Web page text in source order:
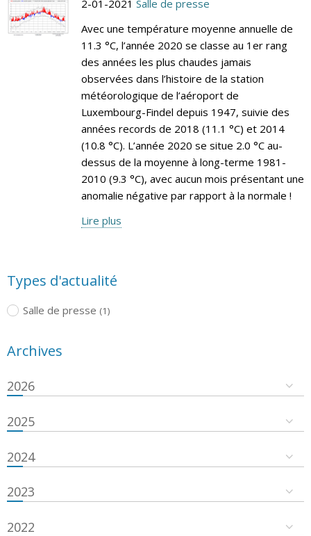
2-01-2021 Salle de presse
Avec une température moyenne annuelle de
11.3 °C, l’année 2020 se classe au 1er rang
des années les plus chaudes jamais
observées dans l’histoire de la station
météorologique de l’aéroport de
Luxembourg-Findel depuis 1947, suivie des
années records de 2018 (11.1 °C) et 2014
(10.8 °C). L’année 2020 se situe 2.0 °C au-
dessus de la moyenne à long-terme 1981-
2010 (9.3 °C), avec aucun mois présentant une
anomalie négative par rapport à la normale !
Lire plus
Types d'actualité
Salle de presse (1)
Archives
2026
2025
2024
2023
2022